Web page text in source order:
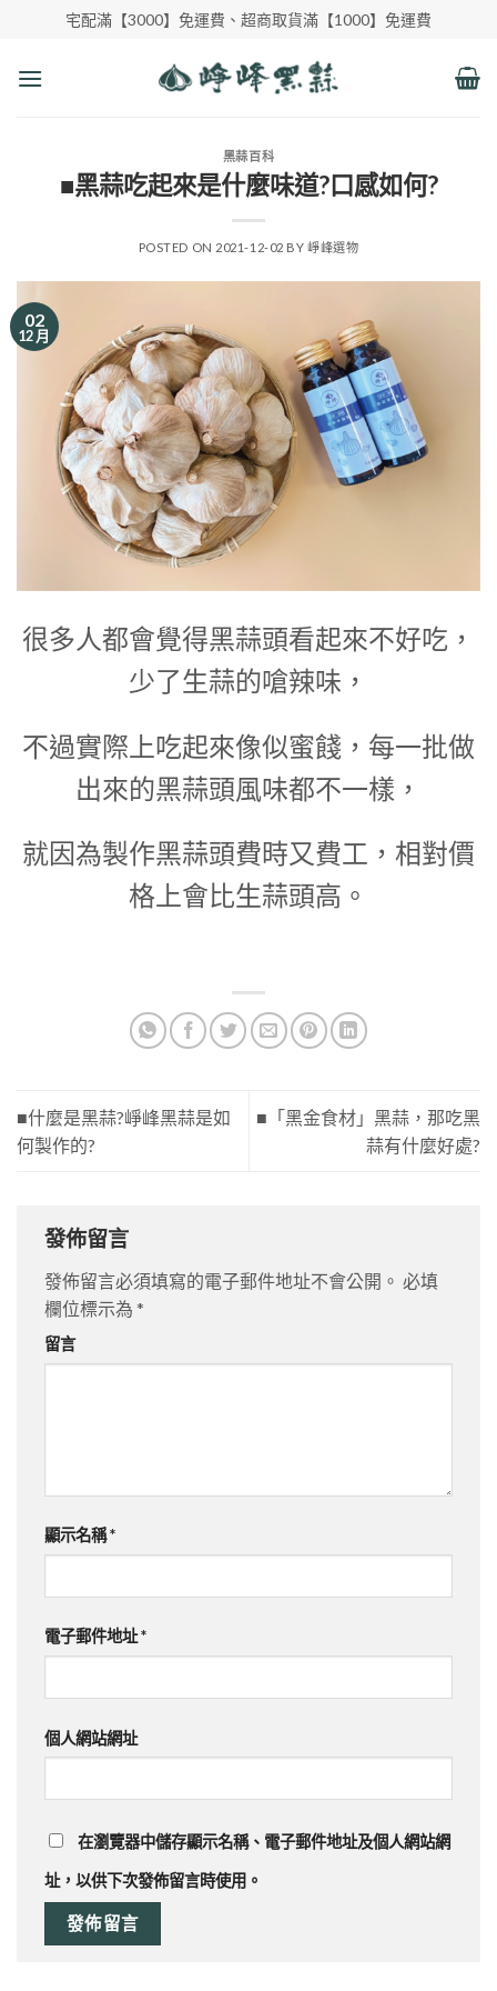
content
宅配滿【3000】免運費、超商取貨滿【1000】免運費
黑蒜百科
■黑蒜吃起來是什麼味道?口感如何?
POSTED ON 2021-12-02 BY崢峰選物
02
12 月
很多人都會覺得黑蒜頭看起來不好吃，
少了生蒜的嗆辣味，
不過實際上吃起來像似蜜餞，每一批做
出來的黑蒜頭風味都不一樣，
就因為製作黑蒜頭費時又費工，相對價
格上會比生蒜頭高。
■什麼是黑蒜?崢峰黑蒜是如
何製作的?
■「黑金食材」黑蒜，那吃黑
蒜有什麼好處?
發佈留言
發佈留言必須填寫的電子郵件地址不會公開。 必填
欄位標示為 *
留言
顯示名稱*
電子郵件地址*
個人網站網址
在瀏覽器中儲存顯示名稱、電子郵件地址及個人網站網
址，以供下次發佈留言時使用。